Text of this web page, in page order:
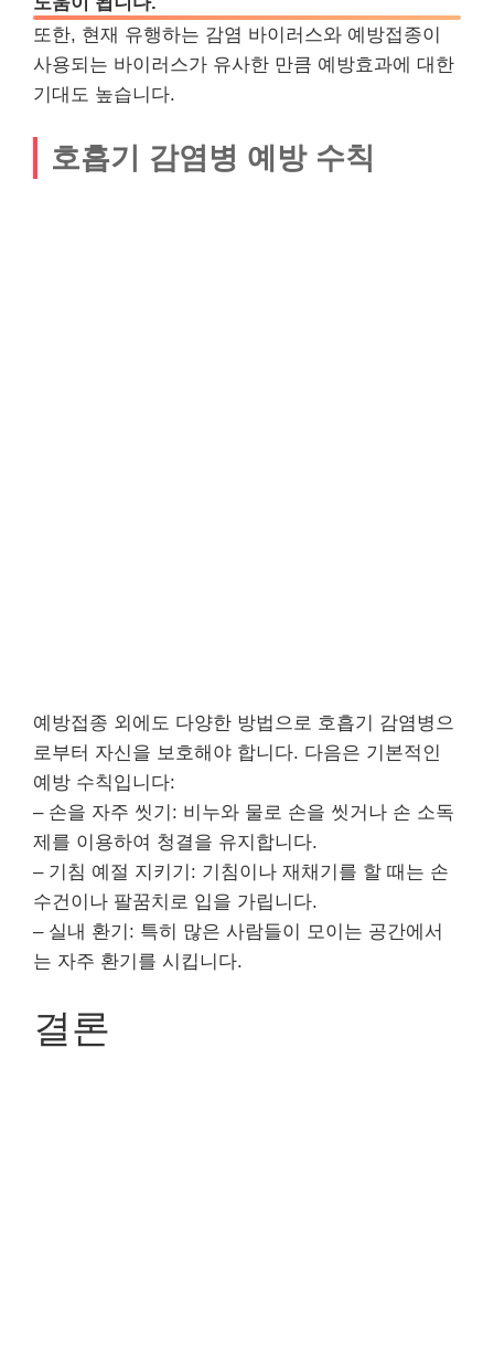
또한, 현재 유행하는 감염 바이러스와 예방접종이
사용되는 바이러스가 유사한 만큼 예방효과에 대한
기대도 높습니다.
호흡기 감염병 예방 수칙
예방접종 외에도 다양한 방법으로 호흡기 감염병으
로부터 자신을 보호해야 합니다. 다음은 기본적인
예방 수칙입니다:
– 손을 자주 씻기: 비누와 물로 손을 씻거나 손 소독
제를 이용하여 청결을 유지합니다.
– 기침 예절 지키기: 기침이나 재채기를 할 때는 손
수건이나 팔꿈치로 입을 가립니다.
– 실내 환기: 특히 많은 사람들이 모이는 공간에서
는 자주 환기를 시킵니다.
결론